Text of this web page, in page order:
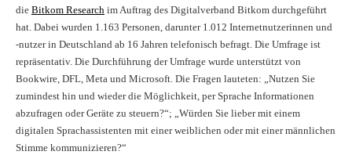
die Bitkom Research im Auftrag des Digitalverband Bitkom durchgeführt
hat. Dabei wurden 1.163 Personen, darunter 1.012 Internetnutzerinnen und
-nutzer in Deutschland ab 16 Jahren telefonisch befragt. Die Umfrage ist
repräsentativ. Die Durchführung der Umfrage wurde unterstützt von
Bookwire, DFL, Meta und Microsoft. Die Fragen lauteten: „Nutzen Sie
zumindest hin und wieder die Möglichkeit, per Sprache Informationen
abzufragen oder Geräte zu steuern?“; „Würden Sie lieber mit einem
digitalen Sprachassistenten mit einer weiblichen oder mit einer männlichen
Stimme kommunizieren?“